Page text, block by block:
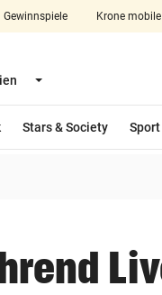
Gewinnspiele Krone mobile
Menü aufklappen
Stars & Society Sport